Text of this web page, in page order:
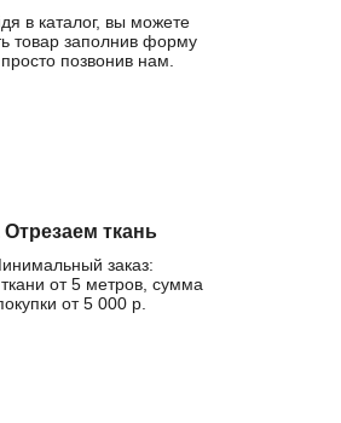
в каталог, вы можете
товар заполнив форму
позвонив нам.
Отрезаем ткань
заказ:
от 5 метров, сумма
от 5 000 р.